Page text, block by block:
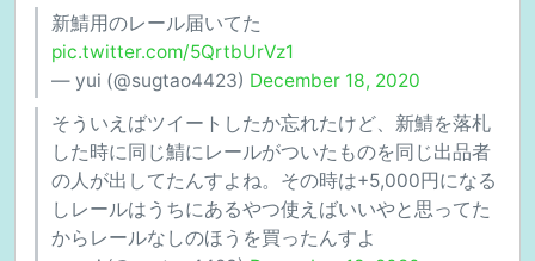
新鯖用のレール届いてた
pic.twitter.com/5QrtbUrVz1
— yui (@sugtao4423) December 18, 2020
そういえばツイートしたか忘れたけど、新鯖を落札
した時に同じ鯖にレールがついたものを同じ出品者
の人が出してたんすよね。その時は+5,000円になる
しレールはうちにあるやつ使えばいいやと思ってた
からレールなしのほうを買ったんすよ